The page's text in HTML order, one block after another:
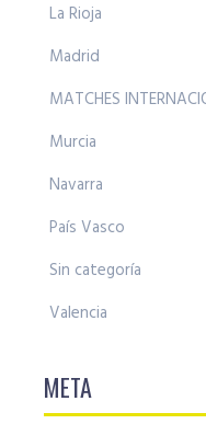
La Rioja
Madrid
MATCHES
Murcia
Navarra
País Vasco
Sin categoría
Valencia
META